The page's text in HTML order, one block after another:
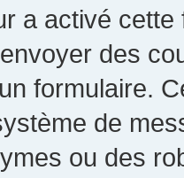
a activé
des
formulaire.
de
ou des